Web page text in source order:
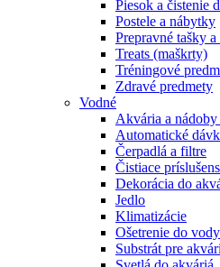
Piesok a čistenie
Postele a nábytky
Prepravné tašky
Treats (maškrty)
Tréningové
Zdravé predmety
Vodné
Akvária a
Automatické
Čerpadlá a filtre
Čistiace
Dekorácia do
Jedlo
Klimatizácie
Ošetrenie do vody
Substrát pre